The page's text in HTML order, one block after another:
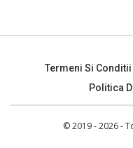
Termeni Si Conditii
Politica
© 2019 - 2026 -